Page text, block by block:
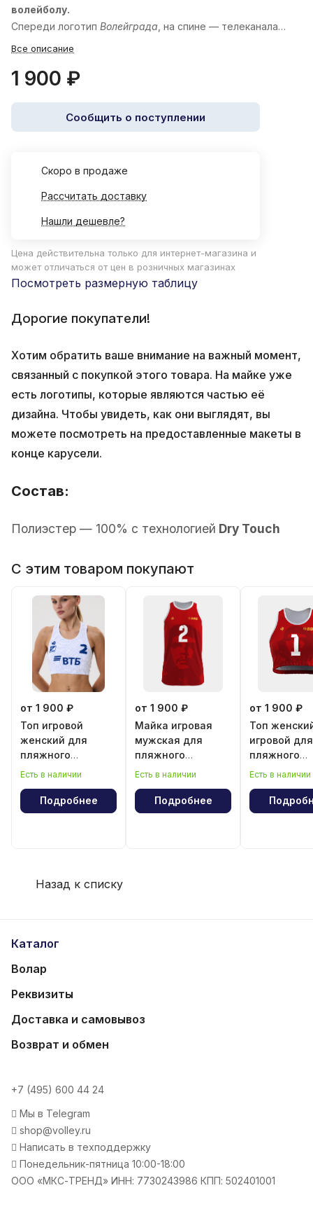
волейболу.
Спереди логотип Волейграда, на спине — телеканала
«
Все описание
1 900 ₽
Сообщить о поступлении
Cкоро в продаже
Рассчитать доставку
Нашли дешевле?
Цена действительна только для интернет-магазина и
может отличаться от цен в розничных магазинах
Посмотреть размерную таблицу
Дорогие покупатели!
Хотим обратить ваше внимание на важный момент,
связанный с покупкой этого товара. На майке уже
есть логотипы, которые являются частью её
дизайна. Чтобы увидеть, как они выглядят, вы
можете посмотреть на предоставленные макеты в
конце карусели.
Состав:
Полиэстер — 100% с технологией Dry Touch
С этим товаром покупают
от 1 900 ₽
Топ игровой
женский для
пляжного
волейбола
Есть в наличии
Подробнее
от 1 900 ₽
Майка игровая
мужская для
пляжного
волейбола
Гевара"
Есть в наличии
Подробнее
от 1 900 ₽
Топ
игровой для
пляжного
волейбола
Гевара"
Есть в наличии
Назад к списку
Каталог
Волар
Реквизиты
Доставка и самовывоз
Возврат и обмен
+7 (495) 600 44 24
Мы в Telegram
shop@volley.ru
Написать в техподдержку
Понедельник-пятница 10:00-18:00
ООО «МКС-ТРЕНД» ИНН: 7730243986 КПП: 502401001